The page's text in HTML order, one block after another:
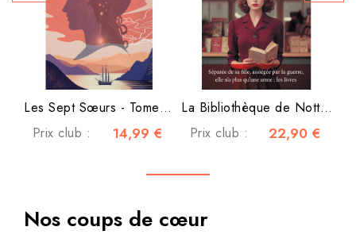
Les Sept Sœurs - Tome 2 -...
Prix club :
14,99 €
La Bibliothèque de Nottingham
Prix club :
22,90 €
Nos coups de cœur